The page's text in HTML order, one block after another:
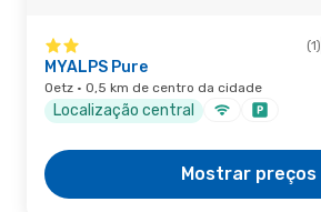
(1)
MYALPS Pure
Oetz · 0,5 km de centro da cidade
Localização central
Mostrar preços